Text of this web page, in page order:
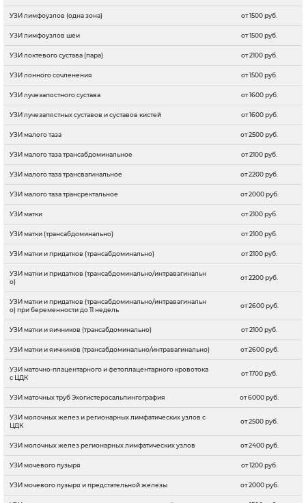
УЗИ лимфоузлов (одна зона) от 1500 руб.
УЗИ лимфоузлов шеи от 1500 руб.
УЗИ локтевого сустава (пара) от 2100 руб.
УЗИ лонного сочленения от 1500 руб.
УЗИ лучезапястного сустава от 1600 руб.
УЗИ лучезапястных суставов и суставов кистей от 1600 руб.
УЗИ малого таза от 2500 руб.
УЗИ малого таза трансабдоминальное от 2100 руб.
УЗИ малого таза трансвагинальное от 2200 руб.
УЗИ малого таза трансректальное от 2000 руб.
УЗИ матки от 2100 руб.
УЗИ матки (трансабдоминально) от 2100 руб.
УЗИ матки и придатков (трансабдоминально) от 2100 руб.
УЗИ матки и придатков (трансабдоминально/интравагинальн
о)
от 2200 руб.
УЗИ матки и придатков (трансабдоминально/интравагинальн
о) при беременности до 11 недель
от 2600 руб.
УЗИ матки и яичников (трансабдоминально) от 2100 руб.
УЗИ матки и яичников (трансабдоминально/интравагинально) от 2600 руб.
УЗИ маточно-плацентарного и фетоплацентарного кровотока
с ЦДК
от 1700 руб.
УЗИ маточных труб Эхогистеросальпингография от 6000 руб.
УЗИ молочных желез и регионарных лимфатических узлов с
ЦДК
от 2500 руб.
УЗИ молочных желез регионарных лимфатических узлов от 2400 руб.
УЗИ мочевого пузыря от 1200 руб.
УЗИ мочевого пузыря и предстательной железы от 2000 руб.